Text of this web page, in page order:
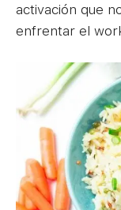
activación que
enfrentar el